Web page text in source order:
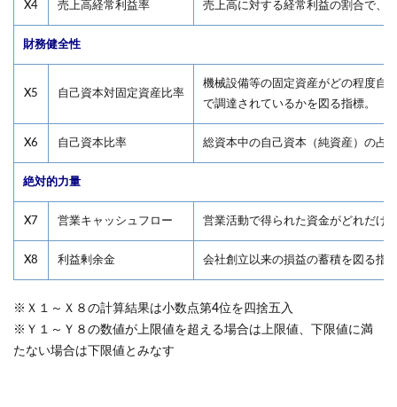
X4 売上高経常利益率 売上高に対する経常利益の割合で、
財務健全性
X5 自己資本対固定資産比率
機械設備等の固定資産がどの程度自
で調達されているかを図る指標。
X6 自己資本比率 総資本中の自己資本（純資産）の占
絶対的力量
X7 営業キャッシュフロー 営業活動で得られた資金がどれだけ
X8 利益剰余金 会社創立以来の損益の蓄積を図る指
※Ｘ１～Ｘ８の計算結果は小数点第4位を四捨五入
※Ｙ１～Ｙ８の数値が上限値を超える場合は上限値、下限値に満
たない場合は下限値とみなす